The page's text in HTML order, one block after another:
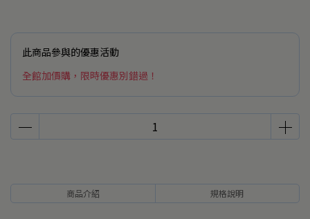
此商品參與的優惠活動
全館加價購，限時優惠別錯過！
商品介紹 規格說明